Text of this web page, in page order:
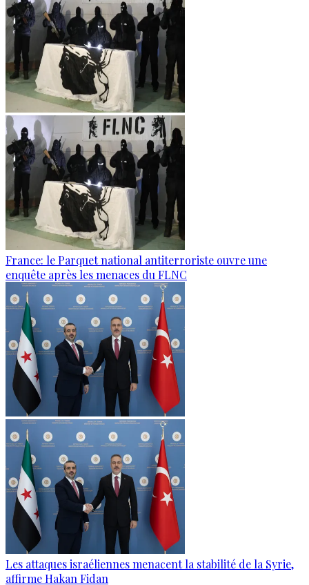
France: le Parquet national antiterroriste ouvre une
enquête après les menaces du FLNC
Les attaques israéliennes menacent la stabilité de la Syrie,
affirme Hakan Fidan